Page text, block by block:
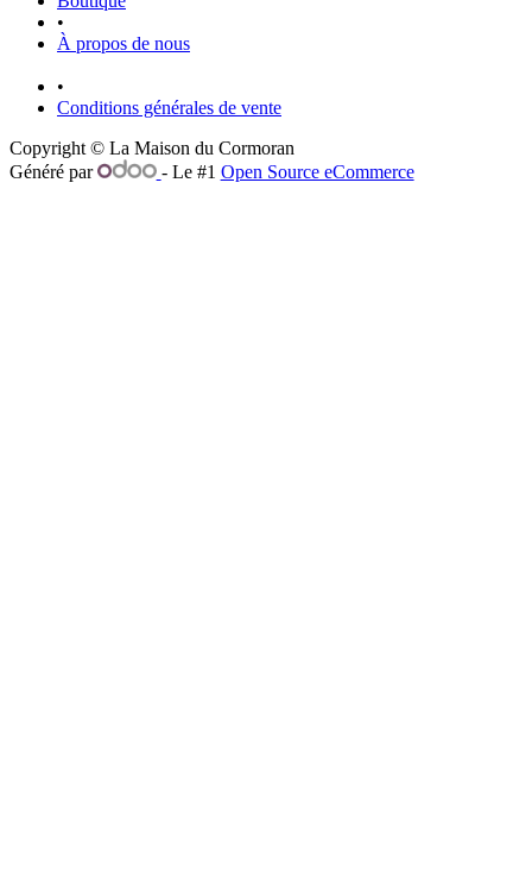
•
À propos de nous
•
Conditions générales de vente
Copyright © La Maison du Cormoran
Généré par
- Le #1 Open Source eCommerce